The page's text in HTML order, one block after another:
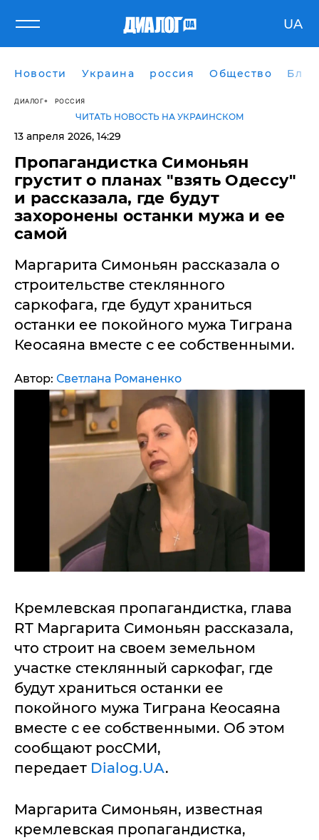
UA
Новости Украина россия Общество
ДИАЛОГ РОССИЯ
ЧИТАТЬ НОВОСТЬ НА УКРАИНСКОМ
13 апреля 2026, 14:29
Пропагандистка Симоньян
грустит о планах "взять Одессу"
и рассказала, где будут
захоронены останки мужа и ее
самой
Маргарита Симоньян рассказала о
строительстве стеклянного
саркофага, где будут храниться
останки ее покойного мужа Тиграна
Кеосаяна вместе с ее собственными.
Автор: Светлана Романенко
Кремлевская пропагандистка, глава
RT Маргарита Симоньян рассказала,
что строит на своем земельном
участке стеклянный саркофаг, где
будут храниться останки ее
покойного мужа Тиграна Кеосаяна
вместе с ее собственными. Об этом
сообщают росСМИ,
передает Dialog.UA.
Маргарита Симоньян, известная
кремлевская пропагандистка,